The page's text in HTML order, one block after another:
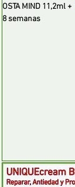
OSTA MIND 11,2ml +
8 semanas